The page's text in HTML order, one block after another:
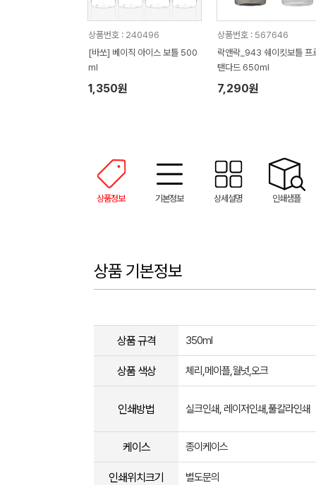
상품번호 : 240496
[바쏘] 베이직 아이스 보틀 500
ml
1,350원
상품번호 : 567646
락앤락_943 쉐이킷보틀 프로 스
탠다드 650ml
7,290원
상품정보 기본정보 상세설명 인쇄샘플
상품 기본정보
상품 규격 350ml
상품 색상 체리,메이플,월넛,오크
인쇄방법 실크인쇄, 레이저인쇄,풀칼라인쇄
케이스 종이케이스
인쇄위치크기 별도문의